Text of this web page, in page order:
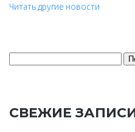
Читать другие новости
СВЕЖИЕ